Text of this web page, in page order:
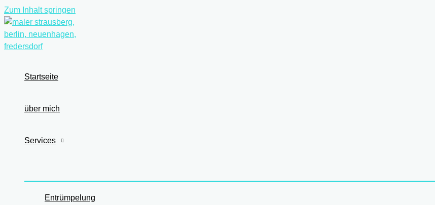
Zum Inhalt springen
Startseite
über mich
Services
Entrümpelung